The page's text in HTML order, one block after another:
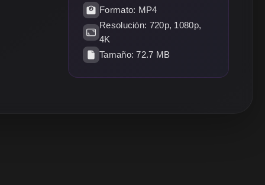
Formato: MP4
Resolución: 720p, 1080p,
4K
Tamaño: 72.7 MB